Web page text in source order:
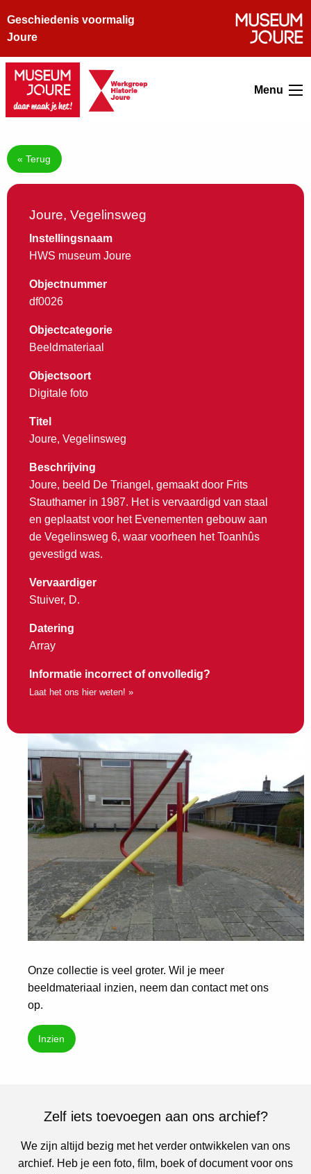
Geschiedenis voormalig
Joure
Menu
« Terug
Joure, Vegelinsweg
Instellingsnaam
HWS museum Joure
Objectnummer
df0026
Objectcategorie
Beeldmateriaal
Objectsoort
Digitale foto
Titel
Joure, Vegelinsweg
Beschrijving
Joure, beeld De Triangel, gemaakt door Frits
Stauthamer in 1987. Het is vervaardigd van staal
en geplaatst voor het Evenementen gebouw aan
de Vegelinsweg 6, waar voorheen het Toanhûs
gevestigd was.
Vervaardiger
Stuiver, D.
Datering
Array
Informatie incorrect of onvolledig?
Laat het ons hier weten! »
Onze collectie is veel groter. Wil je meer
beeldmateriaal inzien, neem dan contact met ons
op.
Inzien
Zelf iets toevoegen aan ons archief?
We zijn altijd bezig met het verder ontwikkelen van ons
archief. Heb je een foto, film, boek of document voor ons